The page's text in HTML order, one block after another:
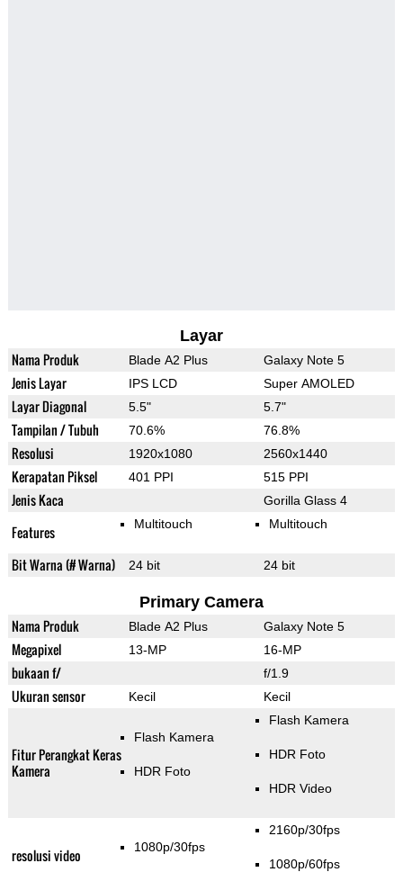
Layar
Nama Produk Blade A2 Plus Galaxy Note 5
Jenis Layar IPS LCD Super AMOLED
Layar Diagonal 5.5" 5.7"
Tampilan / Tubuh 70.6% 76.8%
Resolusi 1920x1080 2560x1440
Kerapatan Piksel 401 PPI 515 PPI
Jenis Kaca Gorilla Glass 4
Features Multitouch Multitouch
Bit Warna (# Warna) 24 bit 24 bit
Primary Camera
Nama Produk Blade A2 Plus Galaxy Note 5
Megapixel 13-MP 16-MP
bukaan f/ f/1.9
Ukuran sensor Kecil Kecil
Fitur Perangkat Keras
Kamera
Flash Kamera
HDR Foto
Flash Kamera
HDR Foto
HDR Video
resolusi video 1080p/30fps
2160p/30fps
1080p/60fps